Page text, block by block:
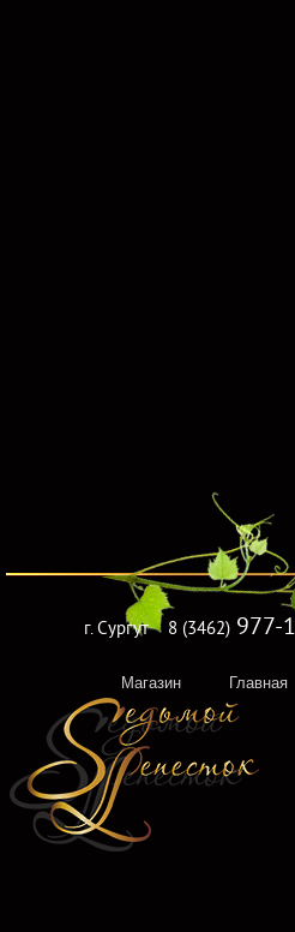
Магазин Главная
г. Сургут 8 (3462) 977-